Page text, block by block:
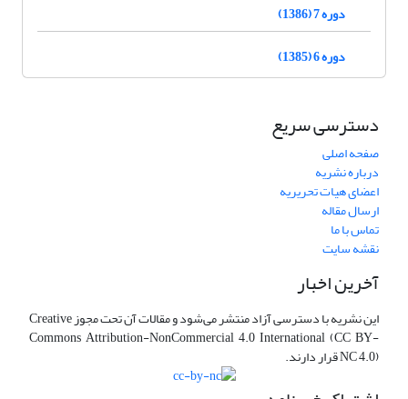
دوره 7 (1386)
دوره 6 (1385)
دسترسی سریع
صفحه اصلی
درباره نشریه
اعضای هیات تحریریه
ارسال مقاله
تماس با ما
نقشه سایت
آخرین اخبار
این نشریه با دسترسی آزاد منتشر می‌شود و مقالات آن تحت مجوز Creative
Commons Attribution-NonCommercial 4.0 International (CC BY-
NC 4.0) قرار دارند.